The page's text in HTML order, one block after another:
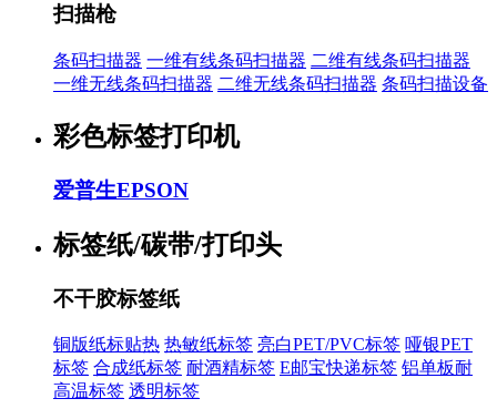
扫描枪
条码扫描器 一维有线条码扫描器 二维有线条码扫描器
一维无线条码扫描器 二维无线条码扫描器 条码扫描设备
彩色标签打印机
爱普生EPSON
标签纸/碳带/打印头
不干胶标签纸
铜版纸标贴热 热敏纸标签 亮白PET/PVC标签 哑银PET
标签 合成纸标签 耐酒精标签 E邮宝快递标签 铝单板耐
高温标签 透明标签